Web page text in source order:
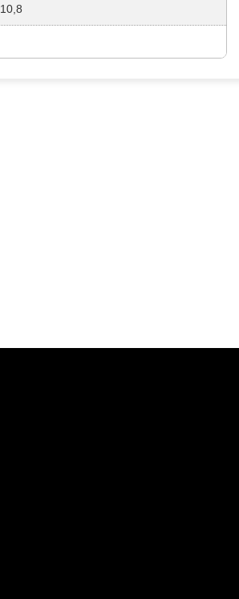
10,8